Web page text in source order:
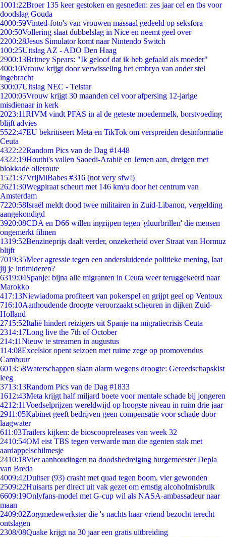
1001:22Broer 135 keer gestoken en gesneden: zes jaar cel en tbs voor
doodslag Gouda
4000:59Vinted-foto's van vrouwen massaal gedeeld op seksfora
200:50Vollering slaat dubbelslag in Nice en neemt geel over
2200:28Jesus Simulator komt naar Nintendo Switch
100:25Uitslag AZ - ADO Den Haag
2900:13Britney Spears: "Ik geloof dat ik heb gefaald als moeder"
400:10Vrouw krijgt door verwisseling het embryo van ander stel
ingebracht
300:07Uitslag NEC - Telstar
1200:05Vrouw krijgt 30 maanden cel voor afpersing 12-jarige
misdienaar in kerk
2023:11RIVM vindt PFAS in al de geteste moedermelk, borstvoeding
blijft advies
5522:47EU bekritiseert Meta en TikTok om verspreiden desinformatie
Ceuta
4322:22Random Pics van de Dag #1448
4322:19Houthi's vallen Saoedi-Arabië en Jemen aan, dreigen met
blokkade olieroute
1521:37VrijMiBabes #316 (not very sfw!)
2621:30Wegpiraat scheurt met 146 km/u door het centrum van
Amsterdam
7220:58Israël meldt dood twee militairen in Zuid-Libanon, vergelding
aangekondigd
3920:08CDA en D66 willen ingrijpen tegen 'gluurbrillen' die mensen
ongemerkt filmen
1319:52Benzineprijs daalt verder, onzekerheid over Straat van Hormuz
blijft
7019:35Meer agressie tegen een andersluidende politieke mening, laat
jij je intimideren?
6319:04Spanje: bijna alle migranten in Ceuta weer teruggekeerd naar
Marokko
417:13Niewiadoma profiteert van pokerspel en grijpt geel op Ventoux
716:10Aanhoudende droogte veroorzaakt scheuren in dijken Zuid-
Holland
2715:52Italië hindert reizigers uit Spanje na migratiecrisis Ceuta
2314:17Long live the 7th of October
214:11Nieuw te streamen in augustus
114:08Excelsior opent seizoen met ruime zege op promovendus
Cambuur
6013:58Waterschappen slaan alarm wegens droogte: Gereedschapskist
leeg
3713:13Random Pics van de Dag #1833
1612:43Meta krijgt half miljard boete voor mentale schade bij jongeren
4212:11Voedselprijzen wereldwijd op hoogste niveau in ruim drie jaar
2911:05Kabinet geeft bedrijven geen compensatie voor schade door
laagwater
611:03Trailers kijken: de bioscoopreleases van week 32
2410:54OM eist TBS tegen verwarde man die agenten stak met
aardappelschilmesje
2410:18Vier aanhoudingen na doodsbedreiging burgemeester Depla
van Breda
4009:42Duitser (93) crasht met quad tegen boom, vier gewonden
2509:22Huisarts per direct uit vak gezet om ernstig alcoholmisbruik
6609:19Onlyfans-model met G-cup wil als NASA-ambassadeur naar
maan
2409:02Zorgmedewerkster die 's nachts haar vriend bezocht terecht
ontslagen
2308/08Quake krijgt na 30 jaar een gratis uitbreiding